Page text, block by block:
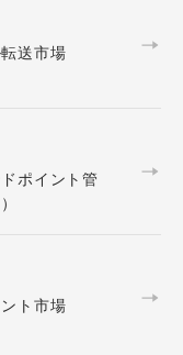
送市場
ポイント管
ト市場